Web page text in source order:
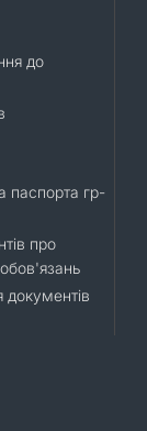
до
паспорта гр-
про
документів